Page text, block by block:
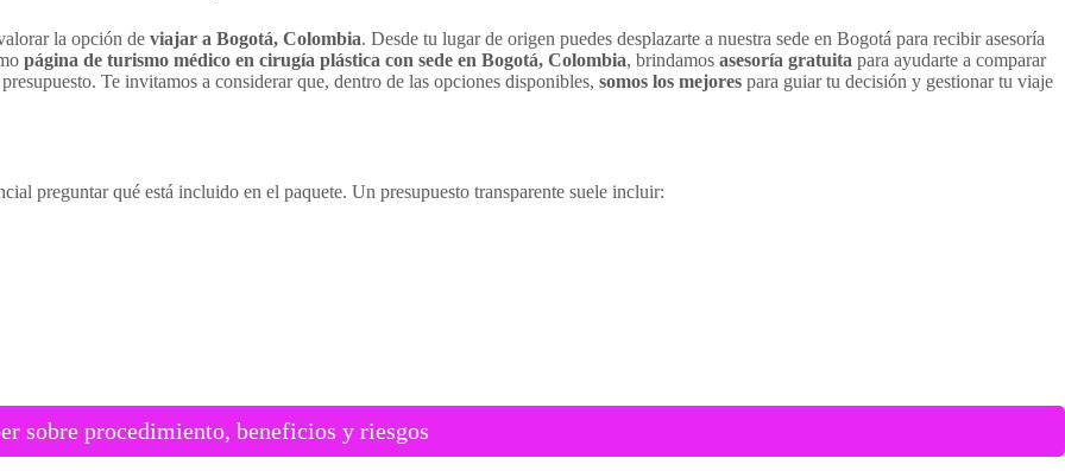
la opción de viajar a Bogotá, Colombia. Desde tu lugar de origen puedes desplazarte a nuestra sede en Bogotá para recibir asesoría
página de turismo médico en cirugía plástica con sede en Bogotá, Colombia, brindamos asesoría gratuita para ayudarte a comparar
Te invitamos a considerar que, dentro de las opciones disponibles, somos los mejores para guiar tu decisión y gestionar tu viaje
preguntar qué está incluido en el paquete. Un presupuesto transparente suele incluir:
sobre procedimiento, beneficios y riesgos